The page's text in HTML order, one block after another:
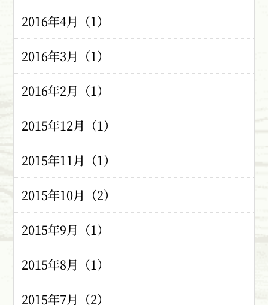
2016年4月（1）
2016年3月（1）
2016年2月（1）
2015年12月（1）
2015年11月（1）
2015年10月（2）
2015年9月（1）
2015年8月（1）
2015年7月（2）